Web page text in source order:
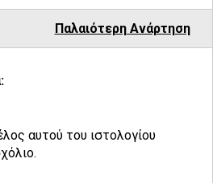
Παλαιότερη Ανάρτηση
αυτού του ιστολογίου